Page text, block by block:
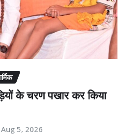
के चरण पखार कर किया
Aug 5, 2026